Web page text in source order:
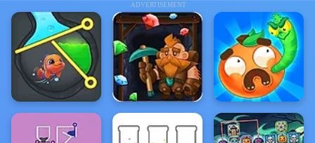
ADVERTISEMENT